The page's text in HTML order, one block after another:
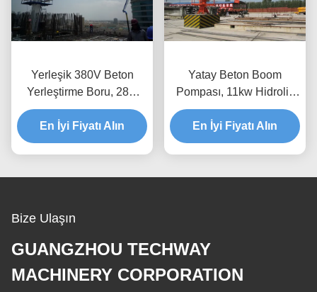
Yerleşik 380V Beton
Yerleştirme Boru, 28m
Boom Yerleştirme Beton
Boru
En İyi Fiyatı Alın
Yatay Beton Boom
Pompası, 11kw Hidrolik
Yerleştirme Boom
En İyi Fiyatı Alın
Bize Ulaşın
GUANGZHOU TECHWAY
MACHINERY CORPORATION